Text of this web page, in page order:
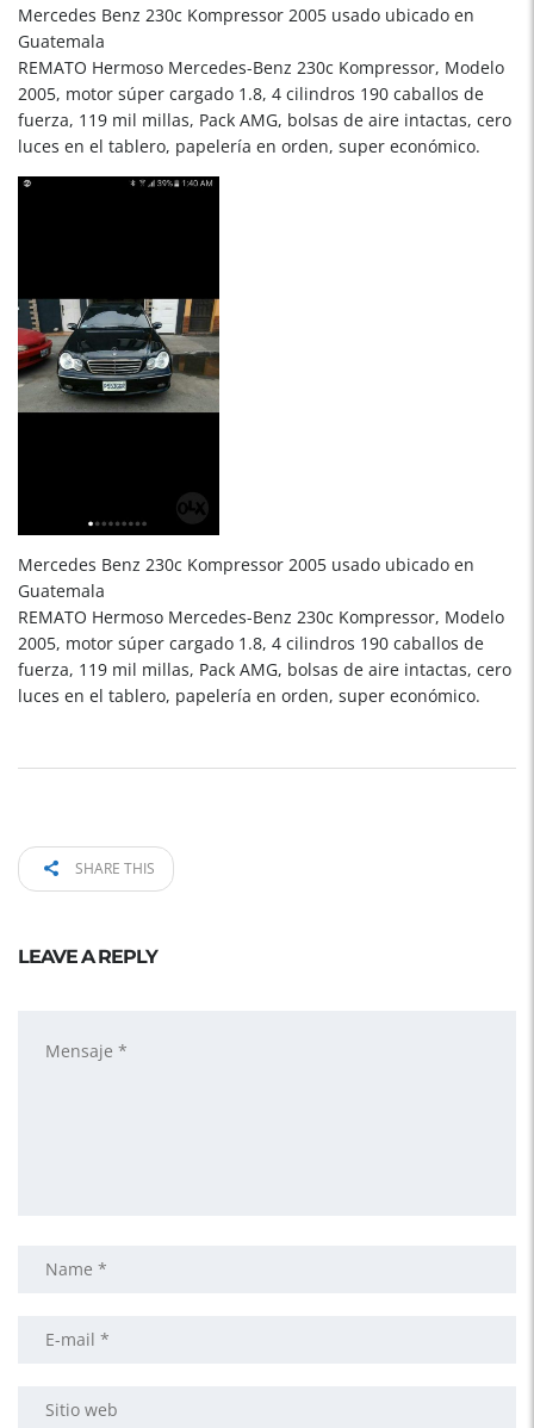
Mercedes Benz 230c Kompressor 2005 usado ubicado en
Guatemala
REMATO Hermoso Mercedes-Benz 230c Kompressor, Modelo
2005, motor súper cargado 1.8, 4 cilindros 190 caballos de
fuerza, 119 mil millas, Pack AMG, bolsas de aire intactas, cero
luces en el tablero, papelería en orden, super económico.
Mercedes Benz 230c Kompressor 2005 usado ubicado en
Guatemala
REMATO Hermoso Mercedes-Benz 230c Kompressor, Modelo
2005, motor súper cargado 1.8, 4 cilindros 190 caballos de
fuerza, 119 mil millas, Pack AMG, bolsas de aire intactas, cero
luces en el tablero, papelería en orden, super económico.
SHARE THIS
LEAVE A REPLY